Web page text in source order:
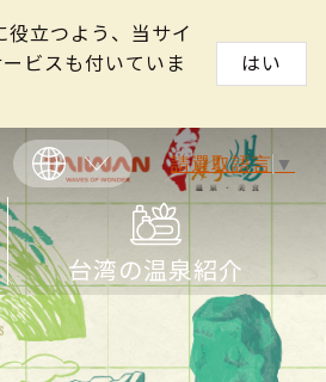
立つよう、当サイ
ビスも付いていま
はい
請選取語言 ▼
台湾の温泉紹介